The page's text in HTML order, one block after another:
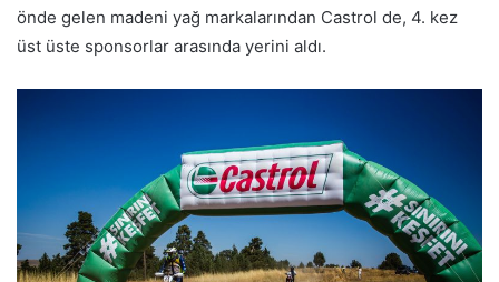
önde gelen madeni yağ markalarından Castrol de, 4. kez
üst üste sponsorlar arasında yerini aldı.